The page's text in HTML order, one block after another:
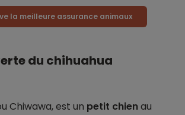
la meilleure assurance animaux
du chihuahua
Chiwawa, est un petit chienau